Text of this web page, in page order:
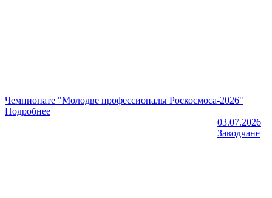
Чемпионате "Молодве профессионалы Роскосмоса-2026"
Подробнее
03.07.2026
Заводчане